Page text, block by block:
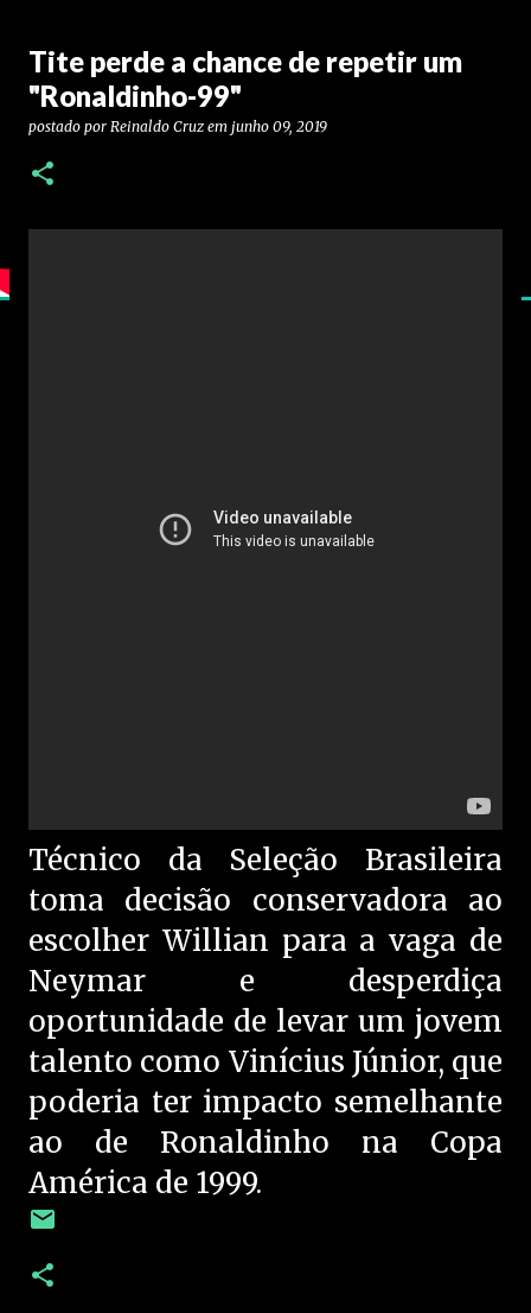
Tite perde a chance de repetir um
"Ronaldinho-99"
postado por Reinaldo Cruz em junho 09, 2019
Técnico da Seleção Brasileira
toma decisão conservadora ao
escolher Willian para a vaga de
Neymar e desperdiça
oportunidade de levar um jovem
talento como Vinícius Júnior, que
poderia ter impacto semelhante
ao de Ronaldinho na Copa
América de 1999.